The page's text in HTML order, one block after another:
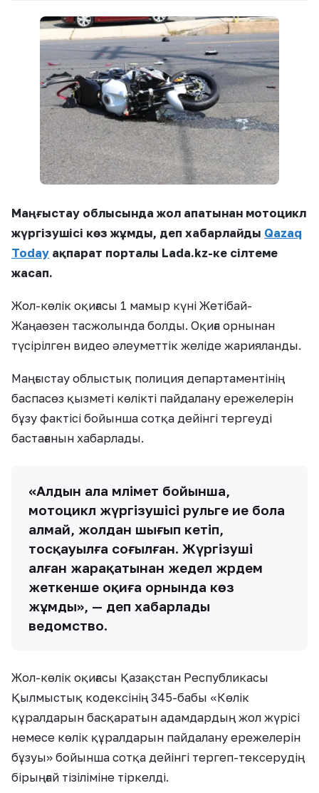
Маңғыстау облысында жол апатынан мотоцикл
жүргізушісі көз жұмды, деп хабарлайды Qazaq
Today ақпарат порталы Lada.kz-ке сілтеме
жасап.
Жол-көлік оқиғасы 1 мамыр күні Жетібай-
Жаңаөзен тасжолында болды. Оқиға орнынан
түсірілген видео әлеуметтік желіде жарияланды.
Маңғыстау облыстық полиция департаментінің
баспасөз қызметі көлікті пайдалану ережелерін
бұзу фактісі бойынша сотқа дейінгі тергеуді
бастағанын хабарлады.
«Алдын ала мәлімет бойынша,
мотоцикл жүргізушісі рульге ие бола
алмай, жолдан шығып кетіп,
тосқауылға соғылған. Жүргізуші
алған жарақатынан жедел жәрдем
жеткенше оқиға орнында көз
жұмды», — деп хабарлады
ведомство.
Жол-көлік оқиғасы Қазақстан Республикасы
Қылмыстық кодексінің 345-бабы «Көлiк
құралдарын басқаратын адамдардың жол жүрісі
немесе көлiк құралдарын пайдалану ережелерiн
бұзуы» бойынша сотқа дейінгі тергеп-тексерудің
бірыңғай тізіліміне тіркелді.